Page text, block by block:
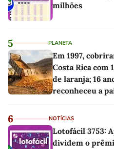
milhões
5 PLANETA
Em 1997,
Costa Rica com
de laranja; 16
reconheceu a
6 NOTÍCIAS
Lotofácil 3753:
dividem o